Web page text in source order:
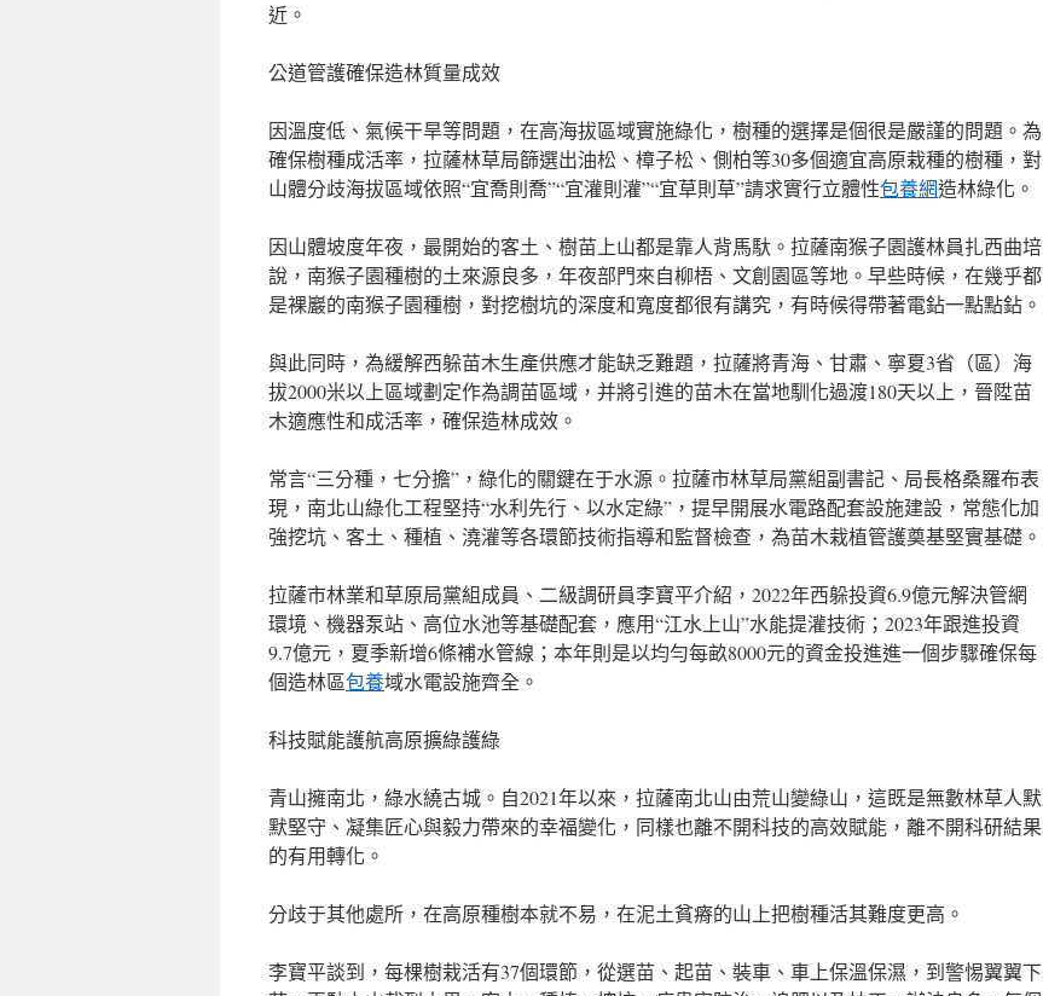
近。
公道管護確保造林質量成效
因溫度低、氣候干旱等問題，在高海拔區域實施綠化，樹種的選擇是個很是嚴謹的問題。為
確保樹種成活率，拉薩林草局篩選出油松、樟子松、側柏等30多個適宜高原栽種的樹種，對
山體分歧海拔區域依照“宜喬則喬”“宜灌則灌”“宜草則草”請求實行立體性包養網造林綠化。
因山體坡度年夜，最開始的客土、樹苗上山都是靠人背馬馱。拉薩南猴子園護林員扎西曲培
說，南猴子園種樹的土來源良多，年夜部門來自柳梧、文創園區等地。早些時候，在幾乎都
是裸巖的南猴子園種樹，對挖樹坑的深度和寬度都很有講究，有時候得帶著電鉆一點點鉆。
與此同時，為緩解西躲苗木生產供應才能缺乏難題，拉薩將青海、甘肅、寧夏3省（區）海
拔2000米以上區域劃定作為調苗區域，并將引進的苗木在當地馴化過渡180天以上，晉陞苗
木適應性和成活率，確保造林成效。
常言“三分種，七分擔”，綠化的關鍵在于水源。拉薩市林草局黨組副書記、局長格桑羅布表
現，南北山綠化工程堅持“水利先行、以水定綠”，提早開展水電路配套設施建設，常態化加
強挖坑、客土、種植、澆灌等各環節技術指導和監督檢查，為苗木栽植管護奠基堅實基礎。
拉薩市林業和草原局黨組成員、二級調研員李寶平介紹，2022年西躲投資6.9億元解決管網
環境、機器泵站、高位水池等基礎配套，應用“江水上山”水能提灌技術；2023年跟進投資
9.7億元，夏季新增6條補水管線；本年則是以均勻每畝8000元的資金投進進一個步驟確保每
個造林區包養域水電設施齊全。
科技賦能護航高原擴綠護綠
青山擁南北，綠水繞古城。自2021年以來，拉薩南北山由荒山變綠山，這既是無數林草人默
默堅守、凝集匠心與毅力帶來的幸福變化，同樣也離不開科技的高效賦能，離不開科研結果
的有用轉化。
分歧于其他處所，在高原種樹本就不易，在泥土貧瘠的山上把樹種活其難度更高。
李寶平談到，每棵樹栽活有37個環節，從選苗、起苗、裝車、車上保溫保濕，到警惕翼翼下